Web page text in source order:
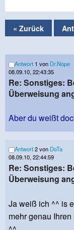
« Zurück
Antwort 1 von Dr.Nope
08.09.10, 22:43:35
Re: Sonstiges:
Überweisung
Aber du weißt
Antwort2 von DoTa
08.09.10, 22:44:59
Re: Sonstiges:
Überweisung
Ja weiß ich ^^ is
mehr genau